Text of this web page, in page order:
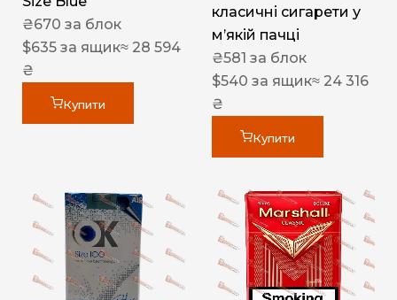
₴670 за блок
$635 за ящик≈ 28 594
₴
Купити
класичні сигарети у
м’якій пачці
₴581 за блок
$540 за ящик≈ 24 316
₴
Купити